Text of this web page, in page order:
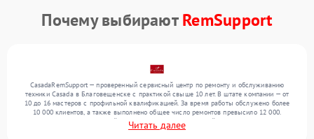
Почему выбираютRemSupport
CasadaRemSupport — проверенный сервисный центр по ремонту и обслуживанию
техники Casada в Благовещенске с практикой свыше 10 лет. В штате компании — от
10 до 16 мастеров с профильной квалификацией. За время работы обслужено более
10 000 клиентов, а также выполнено общее число ремонтов превысило 12 000.
Ежемесячно в сервисный центр поступает от 300 устройств, включая , , . Мы
выполняем ремонт различного уровня сложности и обеспечиваем надежный
Читать далее